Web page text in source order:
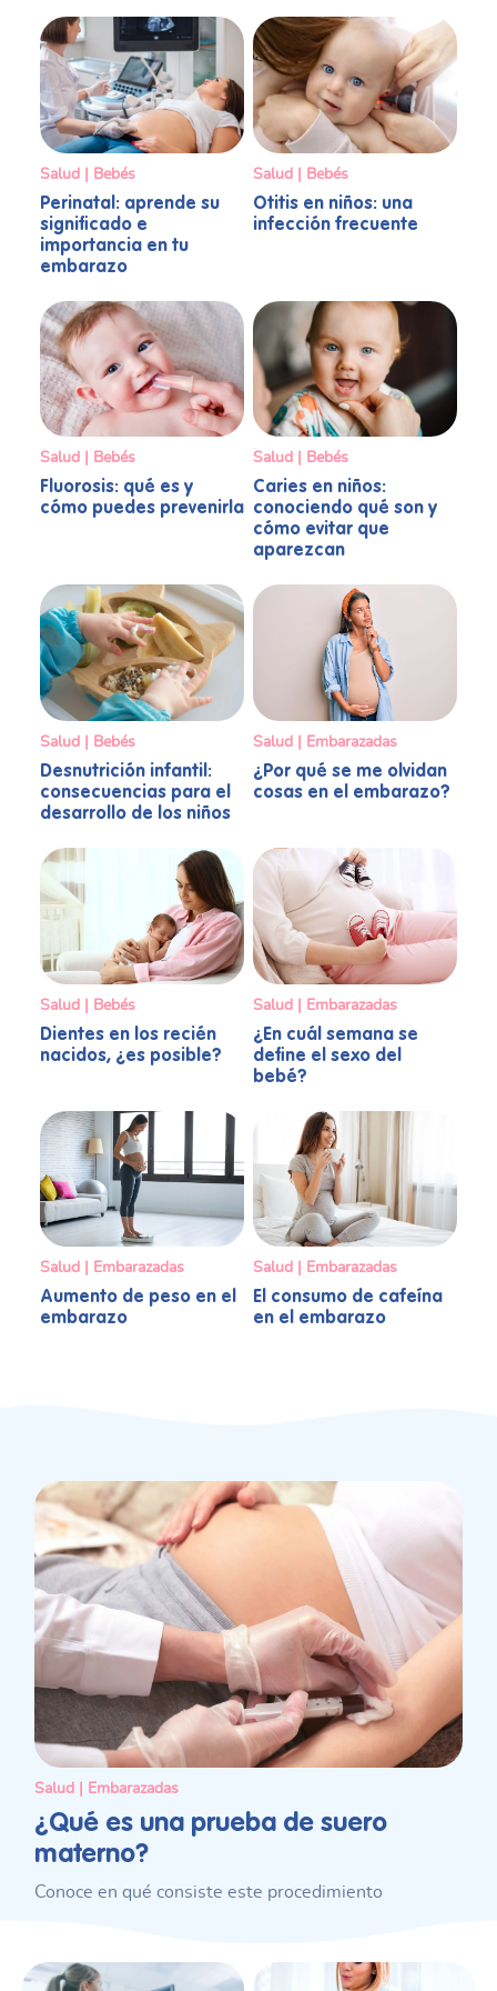
Salud | Bebés
Perinatal: aprende su
significado e
importancia en tu
embarazo
Salud | Bebés
Otitis en niños: una
infección frecuente
Salud | Bebés
Fluorosis: qué es y
cómo puedes prevenirla
Salud | Bebés
Caries en niños:
conociendo qué son y
cómo evitar que
aparezcan
Salud | Bebés
Desnutrición infantil:
consecuencias para el
desarrollo de los niños
Salud | Embarazadas
¿Por qué se me olvidan
cosas en el embarazo?
Salud | Bebés
Dientes en los recién
nacidos, ¿es posible?
Salud | Embarazadas
¿En cuál semana se
define el sexo del
bebé?
Salud | Embarazadas
Aumento de peso en el
embarazo
Salud | Embarazadas
El consumo de cafeína
en el embarazo
Salud | Embarazadas
¿Qué es una prueba de suero
materno?
Conoce en qué consiste este procedimiento